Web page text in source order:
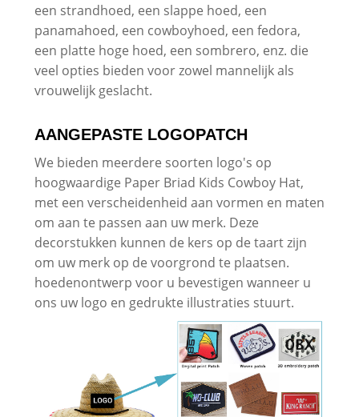
een strandhoed, een slappe hoed, een
panamahoed, een cowboyhoed, een fedora,
een platte hoge hoed, een sombrero, enz. die
veel opties bieden voor zowel mannelijk als
vrouwelijk geslacht.
AANGEPASTE LOGOPATCH
We bieden meerdere soorten logo's op
hoogwaardige Paper Briad Kids Cowboy Hat,
met een verscheidenheid aan vormen en maten
om aan te passen aan uw merk. Deze
decorstukken kunnen de kers op de taart zijn
om uw merk op de voorgrond te plaatsen.
hoedenontwerp voor u bevestigen wanneer u
ons uw logo en gedrukte illustraties stuurt.